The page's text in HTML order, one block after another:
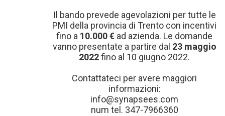
Il bando prevede agevolazioni per tutte le
PMI della provincia di Trento con incentivi
fino a 10.000 € ad azienda. Le domande
vanno presentate a partire dal 23 maggio
2022fino al 10 giugno 2022.
Contattateci per avere maggiori
informazioni:
info@synapsees.com
num tel. 347-7966360